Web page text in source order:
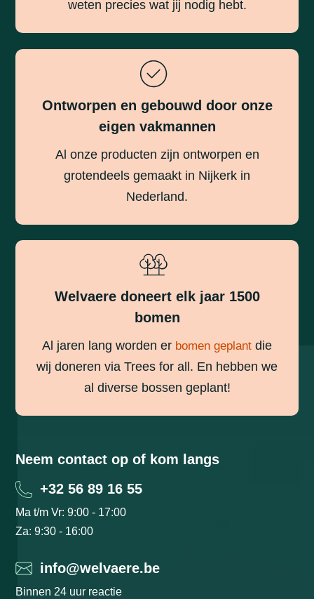
weten precies wat jij nodig hebt.
Ontworpen en gebouwd door onze
eigen vakmannen
Al onze producten zijn ontworpen en
grotendeels gemaakt in Nijkerk in
Nederland.
Welvaere doneert elk jaar 1500
bomen
Al jaren lang worden er bomen geplant die
wij doneren via Trees for all. En hebben we
al diverse bossen geplant!
Neem contact op of kom langs
+32 56 89 16 55
Ma t/m Vr: 9:00 - 17:00
Za: 9:30 - 16:00
info@welvaere.be
Binnen 24 uur reactie